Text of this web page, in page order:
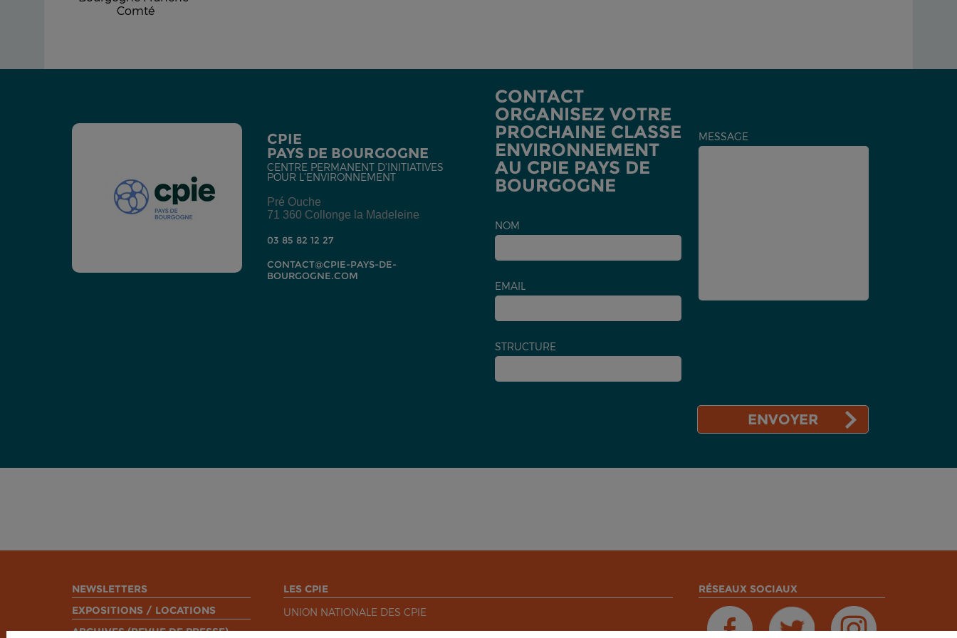
Comté
CPIE
PAYS DE BOURGOGNE
CENTRE PERMANENT D'INITIATIVES
POUR L'ENVIRONNEMENT
Pré Ouche
71 360 Collonge la Madeleine
03 85 82 12 27
CONTACT@CPIE-PAYS-DE-
BOURGOGNE.COM
CONTACT
ORGANISEZ VOTRE
PROCHAINE CLASSE
ENVIRONNEMENT
AU CPIE PAYS DE
BOURGOGNE
NOM
EMAIL
STRUCTURE
MESSAGE
NEWSLETTERS
EXPOSITIONS / LOCATIONS
ARCHIVES (REVUE DE PRESSE)
LES CPIE
UNION NATIONALE DES CPIE
RÉSEAUX SOCIAUX